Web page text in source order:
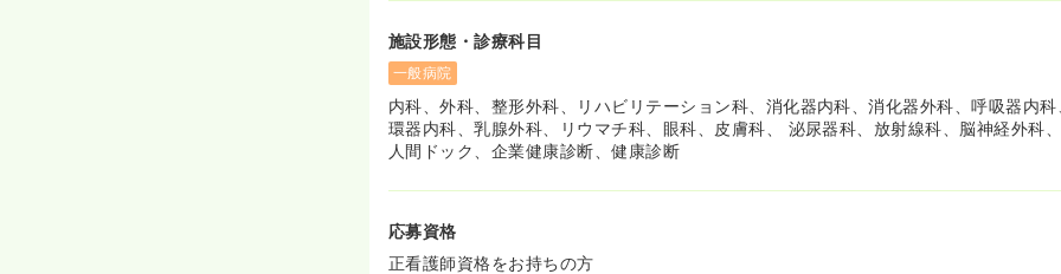
施設形態・診療科目
一般病院
内科、外科、整形外科、リハビリテーション科、消化器内科、消化器外科、呼吸器内
環器内科、乳腺外科、リウマチ科、眼科、皮膚科、 泌尿器科、放射線科、脳神経外科、
人間ドック、企業健康診断、健康診断
応募資格
正看護師資格をお持ちの方